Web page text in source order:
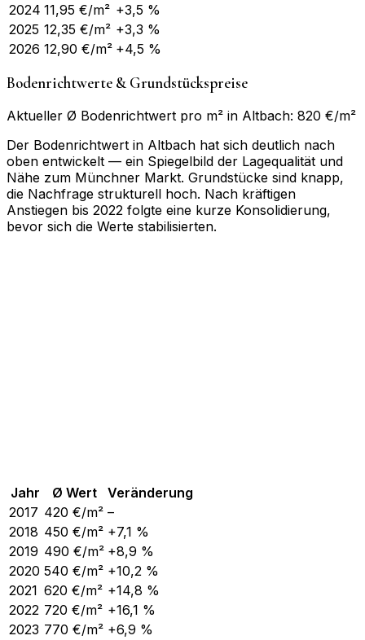
2024 11,95 €/m² +3,5 %
2025 12,35 €/m² +3,3 %
2026 12,90 €/m² +4,5 %
Bodenrichtwerte & Grundstückspreise
Aktueller Ø Bodenrichtwert pro m² in Altbach: 820 €/m²
Der Bodenrichtwert in Altbach hat sich deutlich nach
oben entwickelt — ein Spiegelbild der Lagequalität und
Nähe zum Münchner Markt. Grundstücke sind knapp,
die Nachfrage strukturell hoch. Nach kräftigen
Anstiegen bis 2022 folgte eine kurze Konsolidierung,
bevor sich die Werte stabilisierten.
Jahr Ø Wert
Veränderung
2017 420 €/m² –
2018 450 €/m² +7,1 %
2019 490 €/m² +8,9 %
2020 540 €/m² +10,2 %
2021 620 €/m² +14,8 %
2022 720 €/m² +16,1 %
2023 770 €/m² +6,9 %